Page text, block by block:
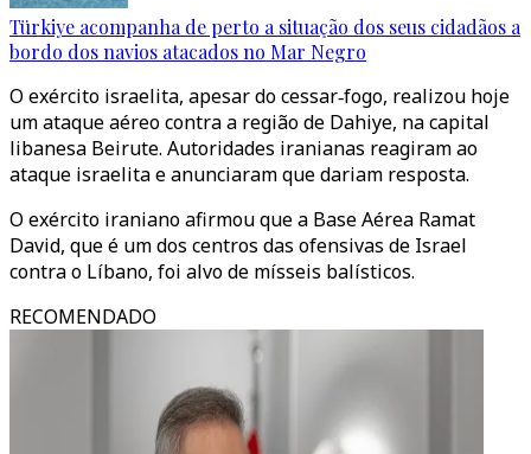
Türkiye acompanha de perto a situação dos seus cidadãos a
bordo dos navios atacados no Mar Negro
O exército israelita, apesar do cessar‑fogo, realizou hoje
um ataque aéreo contra a região de Dahiye, na capital
libanesa Beirute. Autoridades iranianas reagiram ao
ataque israelita e anunciaram que dariam resposta.
O exército iraniano afirmou que a Base Aérea Ramat
David, que é um dos centros das ofensivas de Israel
contra o Líbano, foi alvo de mísseis balísticos.
RECOMENDADO